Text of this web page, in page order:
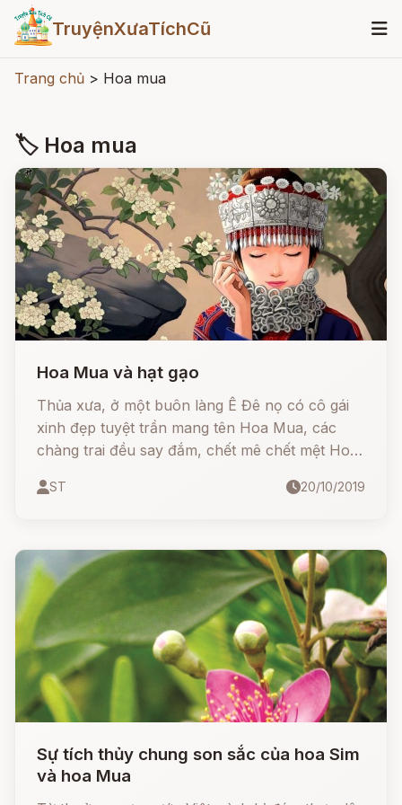
TruyệnXưaTíchCũ
Trang chủ > Hoa mua
🏷 Hoa mua
Hoa Mua và hạt gạo
Thủa xưa, ở một buôn làng Ê Đê nọ có cô gái
xinh đẹp tuyệt trần mang tên Hoa Mua, các
chàng trai đều say đắm, chết mê chết mệt Hoa
cỏ, chim bay trên cao hay cá bơi dưới suối đều
ST 20/10/2019
Sự tích thủy chung son sắc của hoa Sim
và hoa Mua